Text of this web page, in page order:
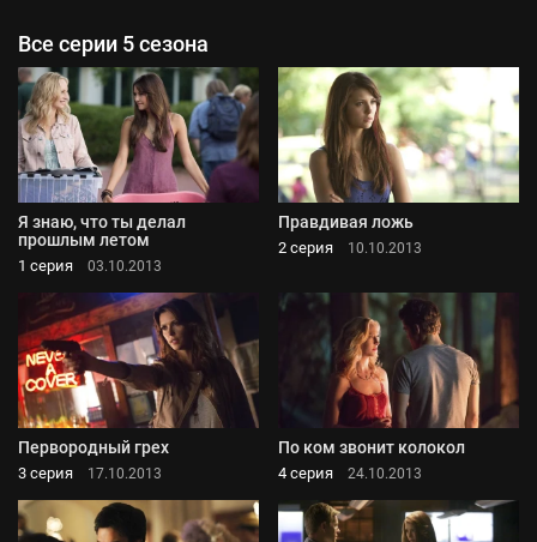
Все серии 5 сезона
Я знаю, что ты делал
прошлым летом
1 серия 03.10.2013
Правдивая ложь
2 серия 10.10.2013
Первородный грех
3 серия 17.10.2013
По ком звонит колокол
4 серия 24.10.2013